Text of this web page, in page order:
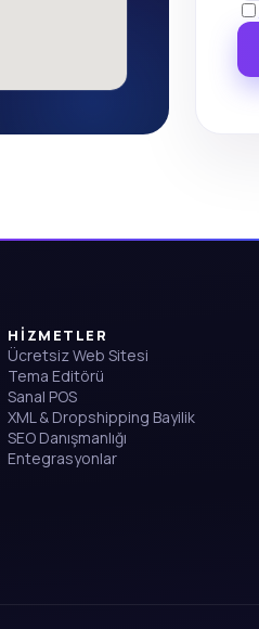
HİZMETLER
Ücretsiz Web Sitesi
Tema Editörü
Sanal POS
XML & Dropshipping Bayilik
SEO Danışmanlığı
Entegrasyonlar